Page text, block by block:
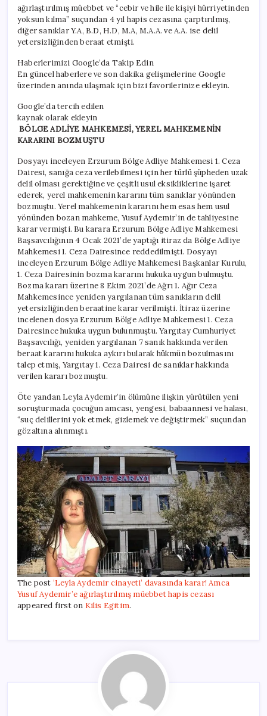
ağırlaştırılmış müebbet ve “cebir ve hile ile kişiyi hürriyetinden
yoksun kılma” suçundan 4 yıl hapis cezasına çarptırılmış,
diğer sanıklar Y.A, B.D, H.D, M.A, M.A.A. ve A.A. ise delil
yetersizliğinden beraat etmişti.
Haberlerimizi Google’da Takip Edin
En güncel haberlere ve son dakika gelişmelerine Google
üzerinden anında ulaşmak için bizi favorilerinize ekleyin.
Google’da tercih edilen
kaynak olarak ekleyin
BÖLGE ADLİYE MAHKEMESİ, YEREL MAHKEMENİN
KARARINI BOZMUŞTU
Dosyayı inceleyen Erzurum Bölge Adliye Mahkemesi 1. Ceza
Dairesi, sanığa ceza verilebilmesi için her türlü şüpheden uzak
delil olması gerektiğine ve çeşitli usul eksikliklerine işaret
ederek, yerel mahkemenin kararını tüm sanıklar yönünden
bozmuştu. Yerel mahkemenin kararını hem esas hem usul
yönünden bozan mahkeme, Yusuf Aydemir’in de tahliyesine
karar vermişti. Bu karara Erzurum Bölge Adliye Mahkemesi
Başsavcılığının 4 Ocak 2021’de yaptığı itiraz da Bölge Adliye
Mahkemesi 1. Ceza Dairesince reddedilmişti. Dosyayı
inceleyen Erzurum Bölge Adliye Mahkemesi Başkanlar Kurulu,
1. Ceza Dairesinin bozma kararını hukuka uygun bulmuştu.
Bozma kararı üzerine 8 Ekim 2021’de Ağrı 1. Ağır Ceza
Mahkemesince yeniden yargılanan tüm sanıkların delil
yetersizliğinden beraatine karar verilmişti. İtiraz üzerine
incelenen dosya Erzurum Bölge Adliye Mahkemesi 1. Ceza
Dairesince hukuka uygun bulunmuştu. Yargıtay Cumhuriyet
Başsavcılığı, yeniden yargılanan 7 sanık hakkında verilen
beraat kararını hukuka aykırı bularak hükmün bozulmasını
talep etmiş, Yargıtay 1. Ceza Dairesi de sanıklar hakkında
verilen kararı bozmuştu.
Öte yandan Leyla Aydemir’in ölümüne ilişkin yürütülen yeni
soruşturmada çocuğun amcası, yengesi, babaannesi ve halası,
“suç delillerini yok etmek, gizlemek ve değiştirmek” suçundan
gözaltına alınmıştı.
The post ‘Leyla Aydemir cinayeti’ davasında karar! Amca
Yusuf Aydemir’e ağırlaştırılmış müebbet hapis cezası
appeared first on Kilis Egitim.